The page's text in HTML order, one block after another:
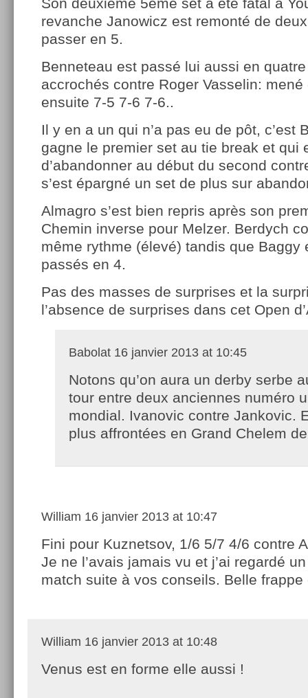
revanche Janowicz est remonté de
passer en 5.
Benneteau est passé lui aussi en
accrochés contre Roger Vasselin: mené
ensuite 7-5 7-6 7-6..
Il y en a un qui n’a pas eu de pôt, c’est
gagne le premier set au tie break et qui
d’abandonner au début du second
s’est épargné un set de plus sur
Almagro s’est bien repris après son
Chemin inverse pour Melzer. Berdych
même rythme (élevé) tandis que Baggy
passés en 4.
Pas des masses de surprises et la
l’absence de surprises dans cet Open
Babolat 16 janvier 2013 at 10:45
Notons qu’on aura un derby serbe
tour entre deux anciennes numéro
mondial. Ivanovic contre Jankovic.
plus affrontées en Grand Chelem
William 16 janvier 2013 at 10:47
Fini pour Kuznetsov, 1/6 5/7 4/6 contre
Je ne l’avais jamais vu et j’ai regardé
match suite à vos conseils. Belle
William 16 janvier 2013 at 10:48
Venus est en forme elle aussi !